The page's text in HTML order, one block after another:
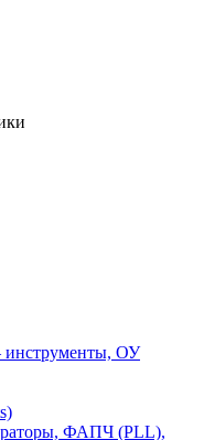
инструменты, ОУ
ФАПЧ (PLL),